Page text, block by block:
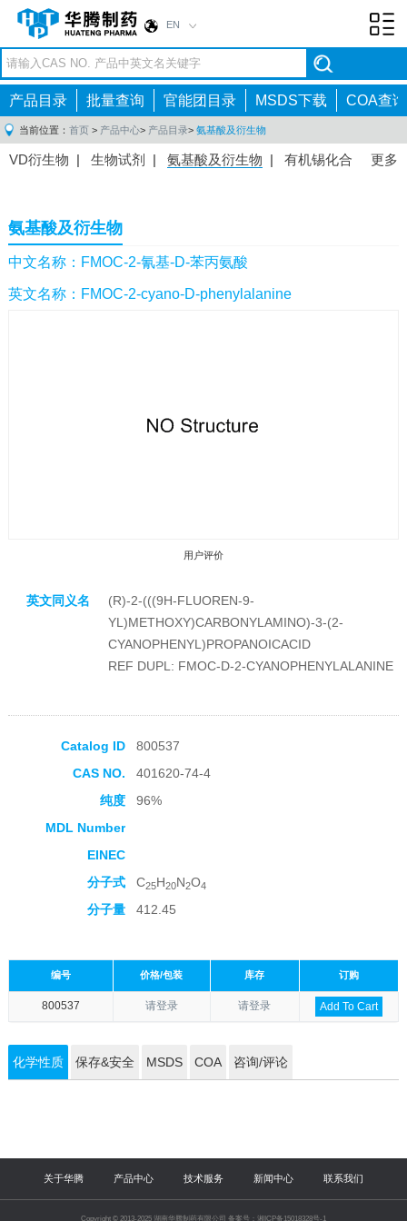
EN
产品目录 批量查询 官能团目录 MSDS下载 COA查询
当前位置： 首页 > 产品中心> 产品目录> 氨基酸及衍生物
更多
VD衍生物 | 生物试剂 | 氨基酸及衍生物 | 有机锡化合
间体|抗高血压药物中间体
感染药物中间体|
体 |抗精神病药物中间体| 抗炎药物中间体
药中间体|其他原料药中间体|
氨基酸及衍生物
中文名称：FMOC-2-氰基-D-苯丙氨酸
英文名称：FMOC-2-cyano-D-phenylalanine
用户评价
英文同义名
(R)-2-(((9H-FLUOREN-9-
YL)METHOXY)CARBONYLAMINO)-3-(2-
CYANOPHENYL)PROPANOICACID
REF DUPL: FMOC-D-2-CYANOPHENYLALANINE
Catalog ID
800537
CAS NO.
401620-74-4
纯度
96%
MDL Number
EINEC
分子式
C25H20N2O4
分子量 412.45
编号 价格/包装 库存 订购
800537 请登录 请登录 Add To Cart
化学性质 保存&安全 MSDS COA 咨询/评论
关于华腾 产品中心 技术服务 新闻中心 联系我们
Copyright © 2013-2025 湖南华腾制药有限公司 备案号：湘ICP备15018328号-1